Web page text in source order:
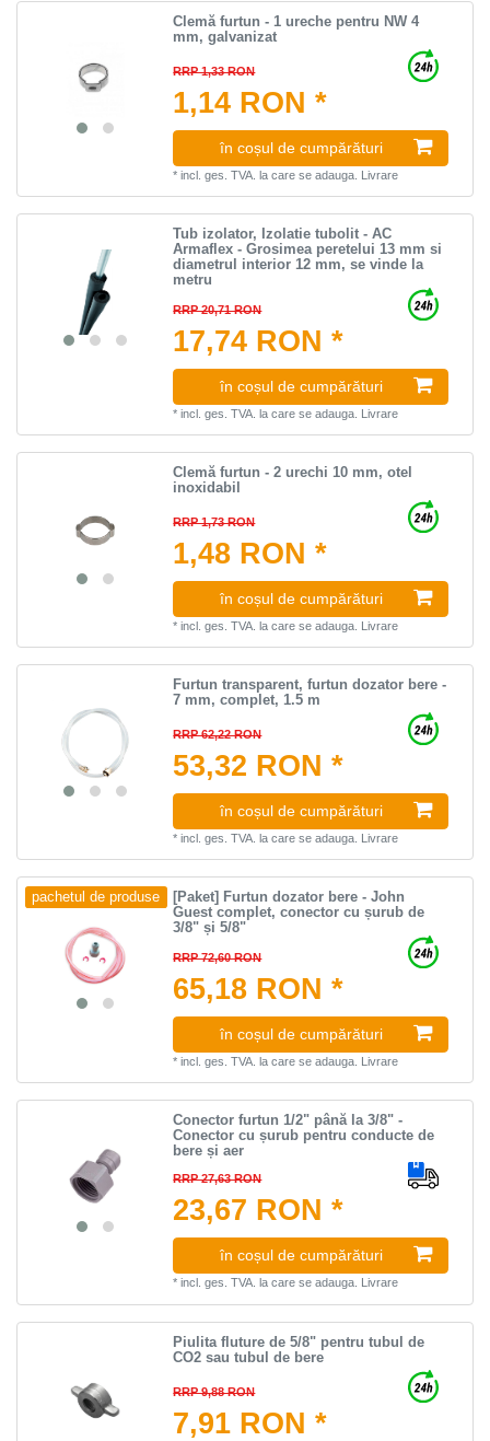
Clemă furtun - 1 ureche pentru NW 4
mm, galvanizat
RRP 1,33 RON
1,14 RON *
în coșul de cumpărături
*incl. ges. TVA. la care se adauga. Livrare
Tub izolator, Izolatie tubolit - AC
Armaflex - Grosimea peretelui 13 mm si
diametrul interior 12 mm, se vinde la
metru
RRP 20,71 RON
17,74 RON *
în coșul de cumpărături
*incl. ges. TVA. la care se adauga. Livrare
Clemă furtun - 2 urechi 10 mm, otel
inoxidabil
RRP 1,73 RON
1,48 RON *
în coșul de cumpărături
*incl. ges. TVA. la care se adauga. Livrare
Furtun transparent, furtun dozator bere -
7 mm, complet, 1.5 m
RRP 62,22 RON
53,32 RON *
în coșul de cumpărături
*incl. ges. TVA. la care se adauga. Livrare
pachetul de produse
[Paket] Furtun dozator bere - John
Guest complet, conector cu șurub de
3/8" și 5/8"
RRP 72,60 RON
65,18 RON *
în coșul de cumpărături
*incl. ges. TVA. la care se adauga. Livrare
Conector furtun 1/2" până la 3/8" -
Conector cu șurub pentru conducte de
bere și aer
RRP 27,63 RON
23,67 RON *
în coșul de cumpărături
*incl. ges. TVA. la care se adauga. Livrare
Piulita fluture de 5/8" pentru tubul de
CO2 sau tubul de bere
RRP 9,88 RON
7,91 RON *